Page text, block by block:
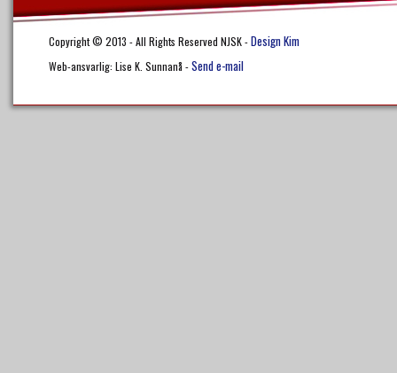
Copyright © 2013 - All Rights Reserved NJSK -Design Kim
Web-ansvarlig: Lise K. Sunnanå -Send e-mail